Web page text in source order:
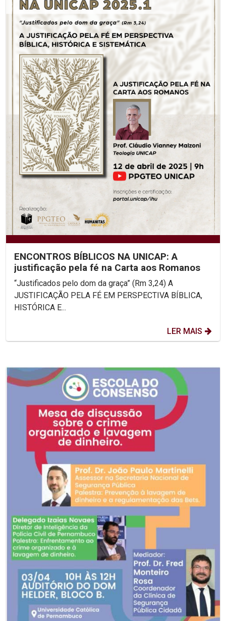
ENCONTROS BÍBLICOS NA UNICAP: A
justificação pela fé na Carta aos Romanos
“Justificados pelo dom da graça” (Rm 3,24) A
JUSTIFICAÇÃO PELA FÉ EM PERSPECTIVA BÍBLICA,
HISTÓRICA E...
LER MAIS